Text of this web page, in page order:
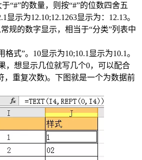
“#”的数量，则按“#”的位数四舍五
显示为12.10;12.1263显示为：12.13。
的数字显示，相当于“分类”列表中
式”。10显示为10;10.1显示为10.1。
想显示几位就写几个0，可以配合
，重复次数)。下图就是一个为数据前